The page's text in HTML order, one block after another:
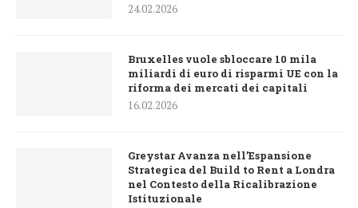
24.02.2026
Bruxelles vuole sbloccare 10 mila
miliardi di euro di risparmi UE con la
riforma dei mercati dei capitali
16.02.2026
Greystar Avanza nell’Espansione
Strategica del Build to Rent a Londra
nel Contesto della Ricalibrazione
Istituzionale